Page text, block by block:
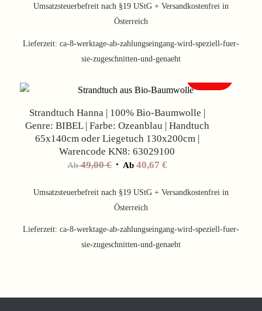
Umsatzsteuerbefreit nach §19 UStG + Versandkostenfrei in
Österreich
Lieferzeit: ca-8-werktage-ab-zahlungseingang-wird-speziell-fuer-
sie-zugeschnitten-und-genaeht
Strandtuch Hanna | 100% Bio-Baumwolle |
Genre: BIBEL | Farbe: Ozeanblau | Handtuch
65x140cm oder Liegetuch 130x200cm |
Warencode KN8: 63029100
Ab49,00€ Ab 40,67 €
Umsatzsteuerbefreit nach §19 UStG + Versandkostenfrei in
Österreich
Lieferzeit: ca-8-werktage-ab-zahlungseingang-wird-speziell-fuer-
sie-zugeschnitten-und-genaeht